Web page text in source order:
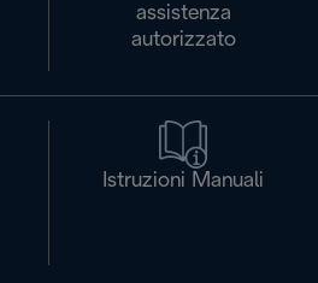
assistenza
autorizzato
Istruzioni Manuali